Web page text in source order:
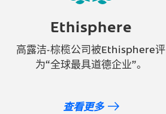
Ethisphere
高露洁-棕榄公司被Ethisphere评
为“全球最具道德企业”。
查看更多